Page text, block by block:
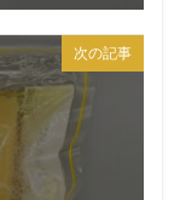
次の記事